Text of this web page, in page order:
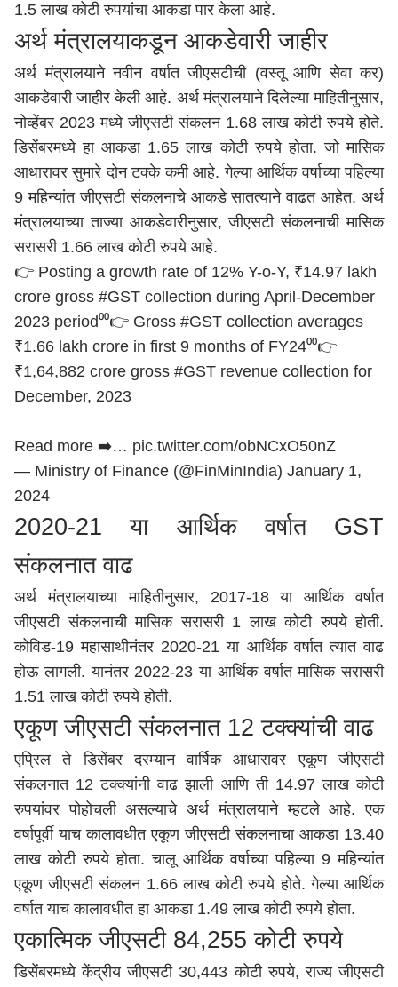
1.5 लाख कोटी रुपयांचा आकडा पार केला आहे.
अर्थ मंत्रालयाकडून आकडेवारी जाहीर
अर्थ मंत्रालयाने नवीन वर्षात जीएसटीची (वस्तू आणि सेवा कर)
आकडेवारी जाहीर केली आहे. अर्थ मंत्रालयाने दिलेल्या माहितीनुसार,
नोव्हेंबर 2023 मध्ये जीएसटी संकलन 1.68 लाख कोटी रुपये होते.
डिसेंबरमध्ये हा आकडा 1.65 लाख कोटी रुपये होता. जो मासिक
आधारावर सुमारे दोन टक्के कमी आहे. गेल्या आर्थिक वर्षाच्या पहिल्या
9 महिन्यांत जीएसटी संकलनाचे आकडे सातत्याने वाढत आहेत. अर्थ
मंत्रालयाच्या ताज्या आकडेवारीनुसार, जीएसटी संकलनाची मासिक
सरासरी 1.66 लाख कोटी रुपये आहे.
👉 Posting a growth rate of 12% Y-o-Y, ₹14.97 lakh
crore gross #GST collection during April-December
2023 period⁰⁰👉 Gross #GST collection averages
₹1.66 lakh crore in first 9 months of FY24⁰⁰👉
₹1,64,882 crore gross #GST revenue collection for
December, 2023
Read more ➡️… pic.twitter.com/obNCxO50nZ
— Ministry of Finance (@FinMinIndia) January 1,
2024
2020-21 या आर्थिक वर्षात GST
संकलनात वाढ
अर्थ मंत्रालयाच्या माहितीनुसार, 2017-18 या आर्थिक वर्षात
जीएसटी संकलनाची मासिक सरासरी 1 लाख कोटी रुपये होती.
कोविड-19 महासाथीनंतर 2020-21 या आर्थिक वर्षात त्यात वाढ
होऊ लागली. यानंतर 2022-23 या आर्थिक वर्षात मासिक सरासरी
1.51 लाख कोटी रुपये होती.
एकूण जीएसटी संकलनात 12 टक्क्यांची वाढ
एप्रिल ते डिसेंबर दरम्यान वार्षिक आधारावर एकूण जीएसटी
संकलनात 12 टक्क्यांनी वाढ झाली आणि ती 14.97 लाख कोटी
रुपयांवर पोहोचली असल्याचे अर्थ मंत्रालयाने म्हटले आहे. एक
वर्षापूर्वी याच कालावधीत एकूण जीएसटी संकलनाचा आकडा 13.40
लाख कोटी रुपये होता. चालू आर्थिक वर्षाच्या पहिल्या 9 महिन्यांत
एकूण जीएसटी संकलन 1.66 लाख कोटी रुपये होते. गेल्या आर्थिक
वर्षात याच कालावधीत हा आकडा 1.49 लाख कोटी रुपये होता.
एकात्मिक जीएसटी 84,255 कोटी रुपये
डिसेंबरमध्ये केंद्रीय जीएसटी 30,443 कोटी रुपये, राज्य जीएसटी